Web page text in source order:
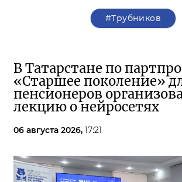
#Трубников
В Татарстане по
«Старшее поколение»
пенсионеров
лекцию о нейросетях
06 августа 2026, 17:21